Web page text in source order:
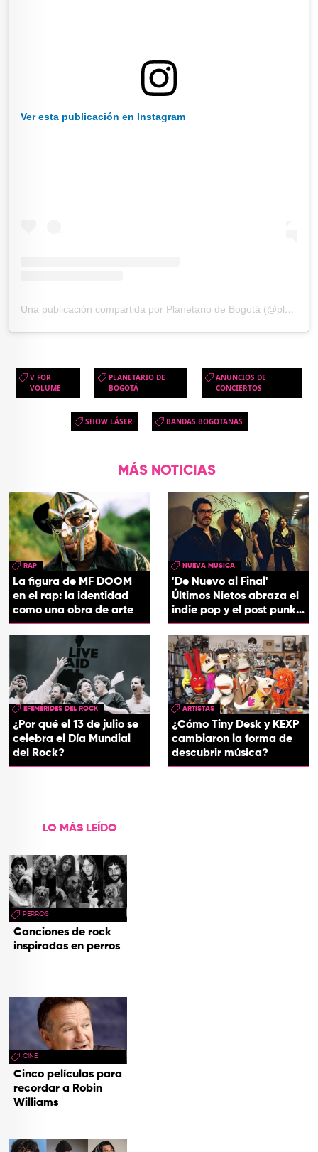
Ver esta publicación en Instagram
Una publicación compartida por Planetario de Bogotá (@planetariobog)
V FOR
VOLUME
PLANETARIO DE
BOGOTÁ
ANUNCIOS DE
CONCIERTOS
SHOW LÁSER BANDAS BOGOTANAS
MÁS NOTICIAS
RAP
La figura de MF DOOM
en el rap: la identidad
como una obra de arte
NUEVA MUSICA
'De Nuevo al Final'
Últimos Nietos abraza el
indie pop y el post punk
en su nuevo EP
EFEMÉRIDES DEL ROCK
¿Por qué el 13 de julio se
celebra el Día Mundial
del Rock?
ARTISTAS
¿Cómo Tiny Desk y KEXP
cambiaron la forma de
descubrir música?
LO MÁS LEÍDO
PERROS
Canciones de rock
inspiradas en perros
CINE
Cinco películas para
recordar a Robin
Williams